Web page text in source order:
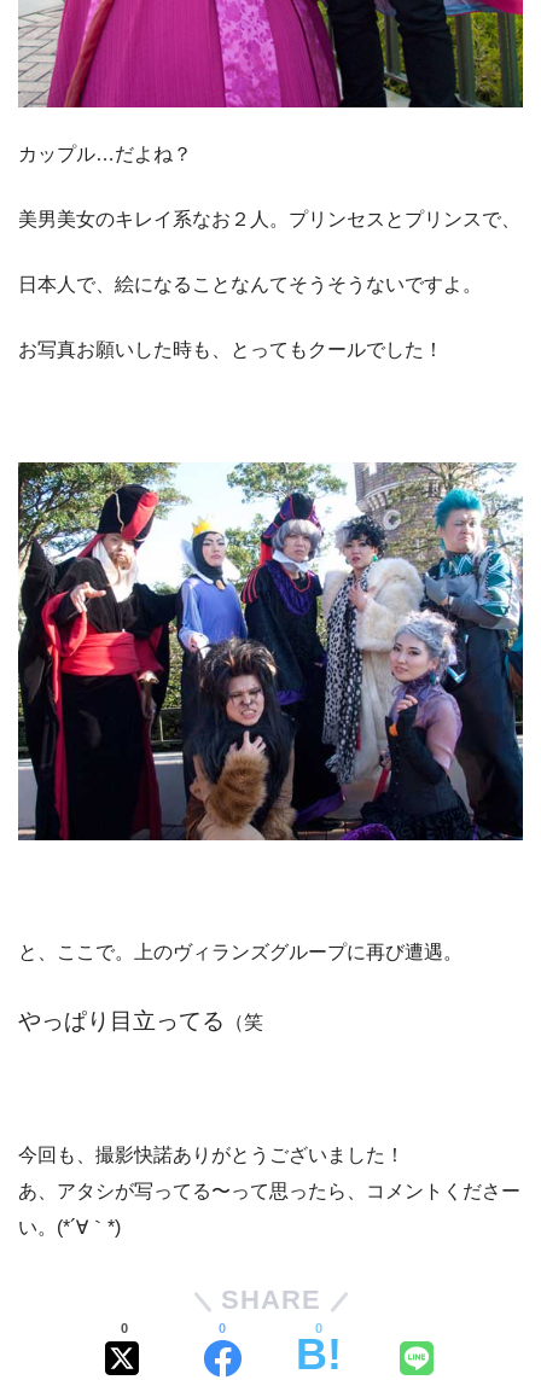
カップル…だよね？
美男美女のキレイ系なお２人。プリンセスとプリンスで、
日本人で、絵になることなんてそうそうないですよ。
お写真お願いした時も、とってもクールでした！
と、ここで。上のヴィランズグループに再び遭遇。
やっぱり目立ってる （笑
今回も、撮影快諾ありがとうございました！
あ、アタシが写ってる〜って思ったら、コメントくださー
い。(*´∀｀*)
SHARE
0 0 0